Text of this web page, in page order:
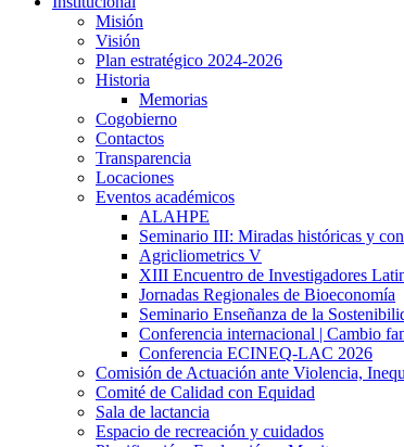
Misión
Visión
Plan estratégico 2024-2026
Historia
Memorias
Cogobierno
Contactos
Transparencia
Locaciones
Eventos académicos
ALAHPE
Seminario III: Miradas históricas y
Agricliometrics V
XIII Encuentro de Investigadores
Jornadas Regionales de Bioeconomía
Seminario Enseñanza de la
Conferencia internacional | Cambio
Conferencia ECINEQ-LAC 2026
Comisión de Actuación ante Violencia,
Comité de Calidad con Equidad
Sala de lactancia
Espacio de recreación y cuidados